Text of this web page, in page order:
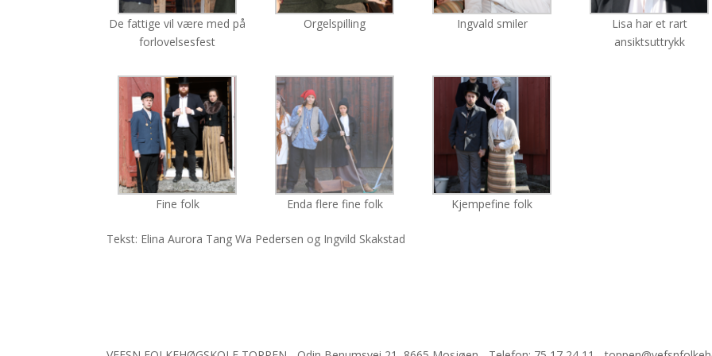
De fattige vil være med på
forlovelsesfest
Orgelspilling Ingvald smiler
Lisa har et rart
ansiktsuttrykk
Fine folk Enda flere fine folk Kjempefine folk
Tekst: Elina Aurora Tang Wa Pedersen og Ingvild Skakstad